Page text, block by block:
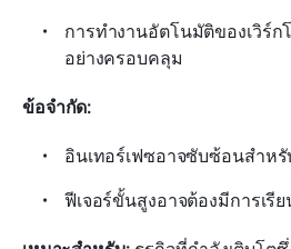
การทำงานอัตโนมัติของเวิร์
อย่างครอบคลุม
ข้อจำกัด:
อินเทอร์เฟซอาจซับซ้อนสำหรั
ฟีเจอร์ขั้นสูงอาจต้องมีการเรี